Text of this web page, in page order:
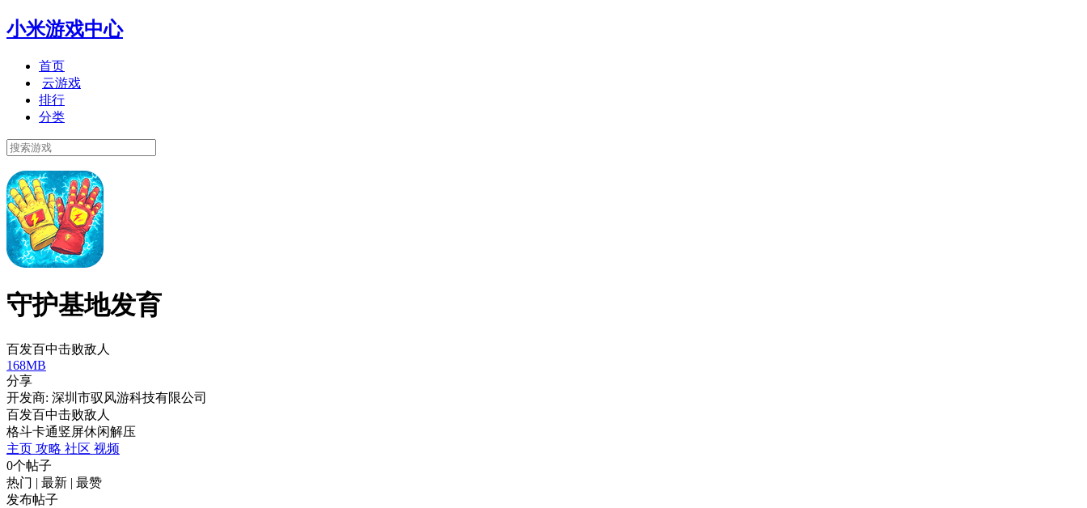
小米游戏中心
首页
云游戏
排行
分类
守护基地发育
百发百中击败敌人
168MB
分享
开发商: 深圳市驭风游科技有限公司
百发百中击败敌人
格斗卡通竖屏休闲解压
主页 攻略 社区 视频
0个帖子
热门 | 最新 | 最赞
发布帖子